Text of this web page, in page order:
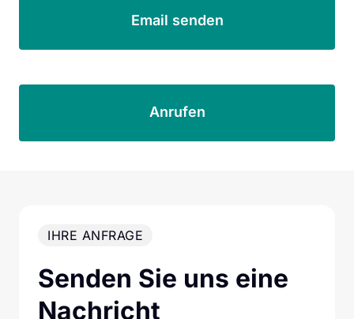
Email senden
Anrufen
IHRE ANFRAGE
Senden Sie uns eine
Nachricht